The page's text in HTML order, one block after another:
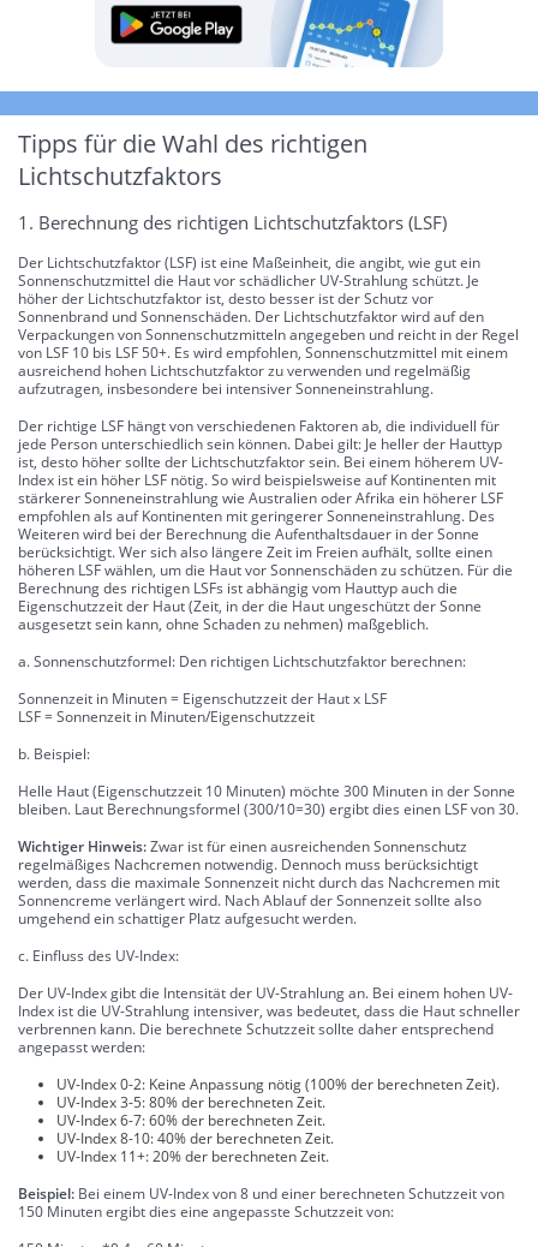
Tipps für die Wahl des richtigen
Lichtschutzfaktors
1. Berechnung des richtigen Lichtschutzfaktors (LSF)
Der Lichtschutzfaktor (LSF) ist eine Maßeinheit, die angibt, wie gut ein
Sonnenschutzmittel die Haut vor schädlicher UV-Strahlung schützt. Je
höher der Lichtschutzfaktor ist, desto besser ist der Schutz vor
Sonnenbrand und Sonnenschäden. Der Lichtschutzfaktor wird auf den
Verpackungen von Sonnenschutzmitteln angegeben und reicht in der Regel
von LSF 10 bis LSF 50+. Es wird empfohlen, Sonnenschutzmittel mit einem
ausreichend hohen Lichtschutzfaktor zu verwenden und regelmäßig
aufzutragen, insbesondere bei intensiver Sonneneinstrahlung.
Der richtige LSF hängt von verschiedenen Faktoren ab, die individuell für
jede Person unterschiedlich sein können. Dabei gilt: Je heller der Hauttyp
ist, desto höher sollte der Lichtschutzfaktor sein. Bei einem höherem UV-
Index ist ein höher LSF nötig. So wird beispielsweise auf Kontinenten mit
stärkerer Sonneneinstrahlung wie Australien oder Afrika ein höherer LSF
empfohlen als auf Kontinenten mit geringerer Sonneneinstrahlung. Des
Weiteren wird bei der Berechnung die Aufenthaltsdauer in der Sonne
berücksichtigt. Wer sich also längere Zeit im Freien aufhält, sollte einen
höheren LSF wählen, um die Haut vor Sonnenschäden zu schützen. Für die
Berechnung des richtigen LSFs ist abhängig vom Hauttyp auch die
Eigenschutzzeit der Haut (Zeit, in der die Haut ungeschützt der Sonne
ausgesetzt sein kann, ohne Schaden zu nehmen) maßgeblich.
a. Sonnenschutzformel: Den richtigen Lichtschutzfaktor berechnen:
Sonnenzeit in Minuten = Eigenschutzzeit der Haut x LSF
LSF = Sonnenzeit in Minuten/Eigenschutzzeit
b. Beispiel:
Helle Haut (Eigenschutzzeit 10 Minuten) möchte 300 Minuten in der Sonne
bleiben. Laut Berechnungsformel (300/10=30) ergibt dies einen LSF von 30.
Wichtiger Hinweis:Zwar ist für einen ausreichenden Sonnenschutz
regelmäßiges Nachcremen notwendig. Dennoch muss berücksichtigt
werden, dass die maximale Sonnenzeit nicht durch das Nachcremen mit
Sonnencreme verlängert wird. Nach Ablauf der Sonnenzeit sollte also
umgehend ein schattiger Platz aufgesucht werden.
c. Einfluss des UV-Index:
Der UV-Index gibt die Intensität der UV-Strahlung an. Bei einem hohen UV-
Index ist die UV-Strahlung intensiver, was bedeutet, dass die Haut schneller
verbrennen kann. Die berechnete Schutzzeit sollte daher entsprechend
angepasst werden:
UV-Index 0-2: Keine Anpassung nötig (100% der berechneten Zeit).
UV-Index 3-5: 80% der berechneten Zeit.
UV-Index 6-7: 60% der berechneten Zeit.
UV-Index 8-10: 40% der berechneten Zeit.
UV-Index 11+: 20% der berechneten Zeit.
Beispiel: Bei einem UV-Index von 8 und einer berechneten Schutzzeit von
150 Minuten ergibt dies eine angepasste Schutzzeit von: